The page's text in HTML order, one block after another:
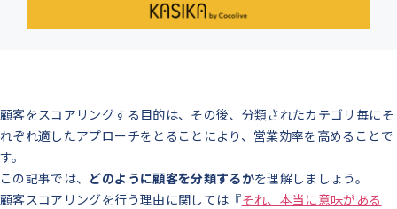
顧客をスコアリングする目的は、その後、分類されたカテゴリ毎にそ
れぞれ適したアプローチをとることにより、営業効率を高めることで
す。
この記事では、 どのように顧客を分類するかを理解しましょう。
顧客スコアリングを行う理由に関しては『それ、本当に意味がある